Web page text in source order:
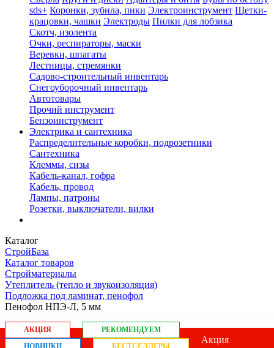
sds+ Коронки, зубила, пики Электроинструмент Щетки-
крацовки, чашки Электроды Пилки для лобзика
Скотч, изолента
Очки, респираторы, маски
Веревки, шпагаты
Лестницы, стремянки
Садово-строительный инвентарь
Снегоуборочный инвентарь
Автотовары
Прочий инструмент
Бензоинструмент
Электрика и сантехника
Распределительные коробки, подрозетники
Сантехника
Клеммы, сизы
Кабель-канал, гофра
Кабель, провод
Лампы, патроны
Розетки, выключатели, вилки
Каталог
СтройБаза
Каталог товаров
Стройматериалы
Утеплитель (тепло и звукоизоляция)
Подложка под ламинат, пенофол
Пенофол НПЭ-Л, 5 мм
АКЦИЯ
РЕКОМЕНДУЕМ
НОВИНКИ
БЕСТСЕЛЛЕРЫ
Акция